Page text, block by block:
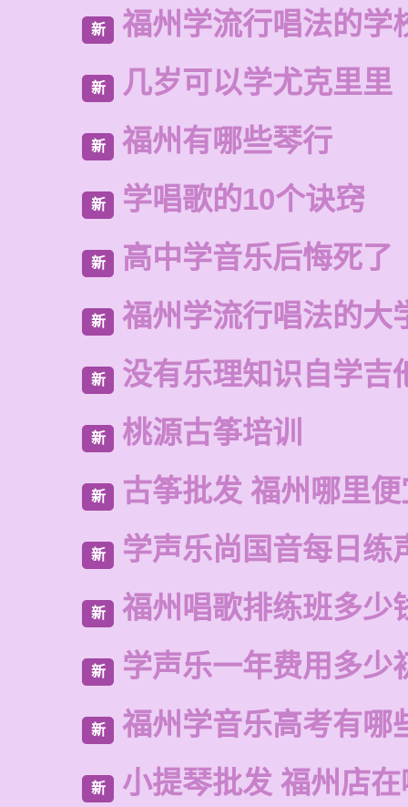
新 福州学流行唱法的学
新 几岁可以学尤克里里
新 福州有哪些琴行
新 学唱歌的10个诀窍
新 高中学音乐后悔死了
新 福州学流行唱法的大
新 没有乐理知识自学吉
新 桃源古筝培训
新 古筝批发 福州哪里便
新 学声乐尚国音每日练
新 福州唱歌排练班多少
新 学声乐一年费用多少
新 福州学音乐高考有哪
新 小提琴批发 福州店